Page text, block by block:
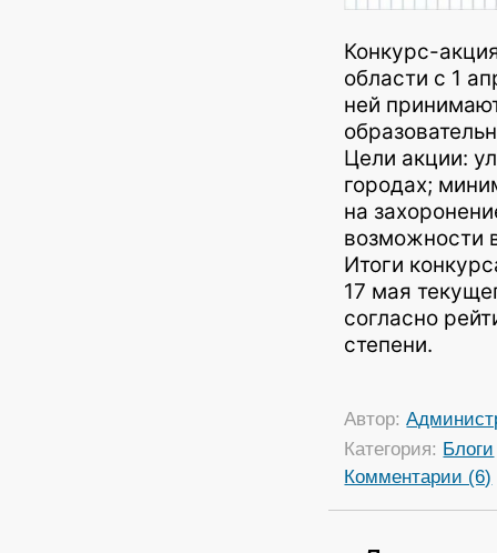
Конкурс-
области с 1
ней
Цели акции:
городах;
на
возможности
Итоги
17 мая
согласно
степени.
Автор:
Категория: Блоги
Комментарии (6)